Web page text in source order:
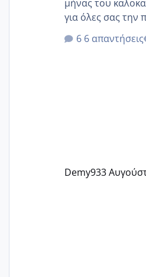
μήνας του
για όλες σας την
@Elk
@Zenia z
6 απαντήσεις
Demy933